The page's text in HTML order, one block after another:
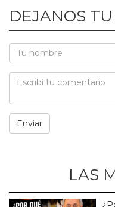
DEJANOS
LAS